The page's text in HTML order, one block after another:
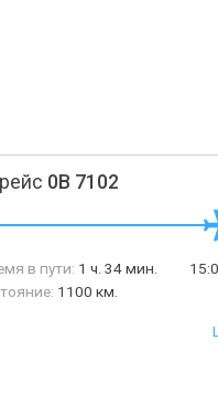
0B 7102
в пути: 1 ч. 34 мин.
1100 км.